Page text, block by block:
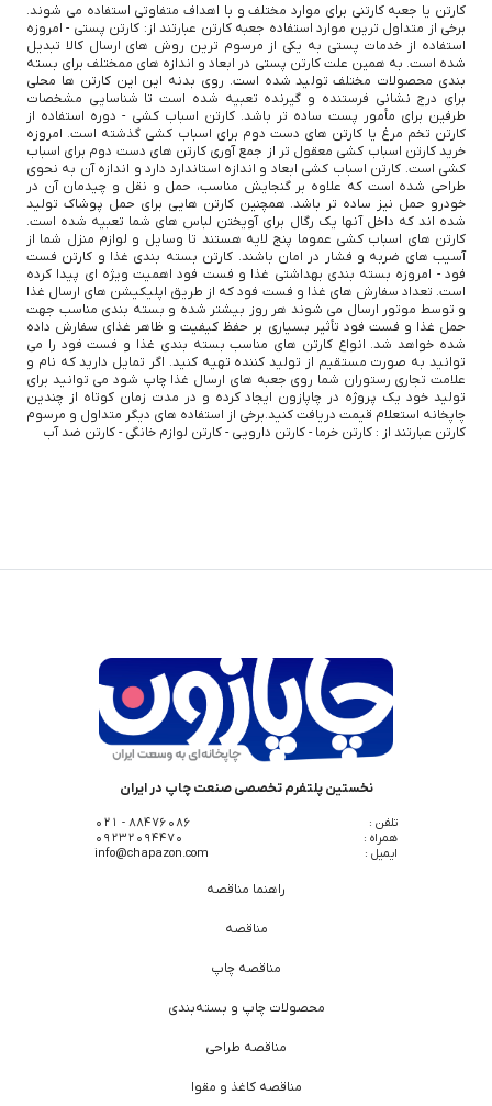
کارتن یا جعبه کارتنی برای موارد مختلف و با اهداف متفاوتی استفاده می شوند.
برخی از متداول ترین موارد استفاده جعبه کارتن عبارتند از: کارتن پستی - امروزه
استفاده از خدمات پستی به یکی از مرسوم ترین روش های ارسال کالا تبدیل
شده است. به همین علت کارتن پستی در ابعاد و اندازه های ممختلف برای بسته
بندی محصولات مختلف تولید شده است. روی بدنه این این کارتن ها محلی
برای درج نشانی فرستنده و گیرنده تعبیه شده است تا شناسایی مشخصات
طرفین برای مأمور پست ساده تر باشد. کارتن اسباب کشی - دوره استفاده از
کارتن تخم مرغ یا کارتن های دست دوم برای اسباب کشی گذشته است. امروزه
خرید کارتن اسباب کشی معقول تر از جمع آوری کارتن های دست دوم برای اسباب
کشی است. کارتن اسباب کشی ابعاد و اندازه استاندارد دارد و اندازه آن به نحوی
طراحی شده است که علاوه بر گنجایش مناسب، حمل و نقل و چیدمان آن در
خودرو حمل نیز ساده تر باشد. همچنین کارتن هایی برای حمل پوشاک تولید
شده اند که داخل آنها یک رگال برای آویختن لباس های شما تعبیه شده است.
کارتن های اسباب کشی عموما پنج لایه هستند تا وسایل و لوازم منزل شما از
آسیب های ضربه و فشار در امان باشند. کارتن بسته بندی غذا و کارتن فست
فود - امروزه بسته بندی بهداشتی غذا و فست فود اهمیت ویژه ای پیدا کرده
است. تعداد سفارش های غذا و فست فود که از طریق اپلیکیشن های ارسال غذا
و توسط موتور ارسال می شوند هر روز بیشتر شده و بسته بندی مناسب جهت
حمل غذا و فست فود تأثیر بسیاری بر حفظ کیفیت و ظاهر غذای سفارش داده
شده خواهد شد. انواع کارتن های مناسب بسته بندی غذا و فست فود را می
توانید به صورت مستقیم از تولید کننده تهیه کنید. اگر تمایل دارید که نام و
علامت تجاری رستوران شما روی جعبه های ارسال غذا چاپ شود می توانید برای
تولید خود یک پروژه در چاپازون ایجاد کرده و در مدت زمان کوتاه از چندین
چاپخانه استعلام قیمت دریافت کنید.برخی از استفاده های دیگر متداول و مرسوم
کارتن عبارتند از : کارتن خرما - کارتن دارویی - کارتن لوازم خانگی - کارتن ضد آب
نخستین پلتفرم تخصصی صنعت چاپ در ایران
تلفن :
88476086 - 021
همراه :
09232094470
ایمیل :
info@chapazon.com
راهنما مناقصه
مناقصه
مناقصه چاپ
محصولات چاپ و بسته‌بندی
مناقصه طراحی
مناقصه کاغذ و مقوا